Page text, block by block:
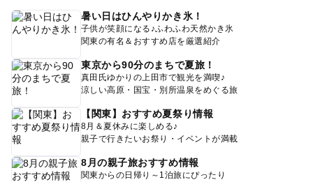
暑い日はひんやりかき氷！
子供が笑顔になる♪ふわふわ天然かき氷
関東の有名＆おすすめ店を厳選紹介
東京から90分のまちで夏旅！
真田氏ゆかりの上田市で観光を満喫♪
涼しい高原・国宝・別所温泉をめぐる旅
【関東】おすすめ夏祭り情報
8月＆夏休みに楽しめる♪
親子で行きたいお祭り・イベントが満載
8月の親子旅おすすめ情報
関東からの日帰り～1泊旅にぴったり